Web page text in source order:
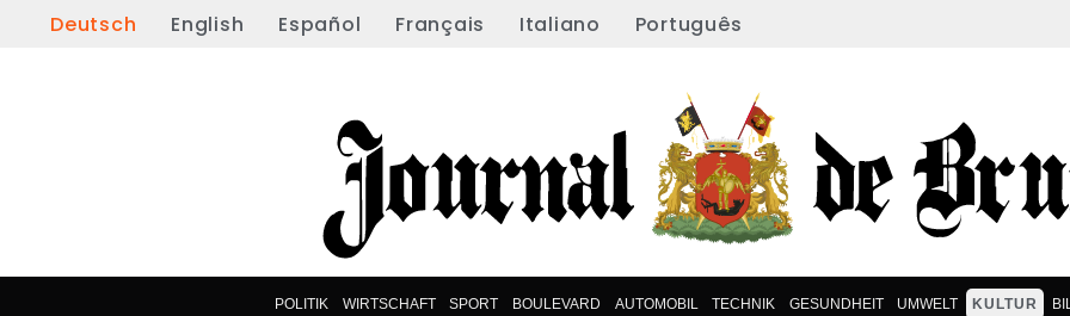
Deutsch English Español Français Italiano Português
POLITIK WIRTSCHAFT SPORT BOULEVARD AUTOMOBIL TECHNIK GESUNDHEIT UMWELT KULTUR